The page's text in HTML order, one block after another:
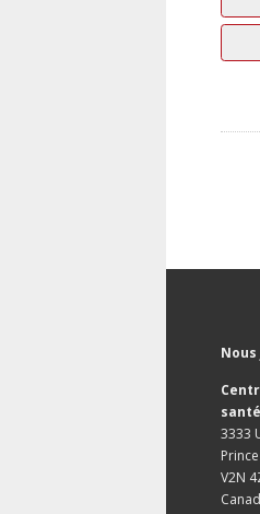
3333
V2N